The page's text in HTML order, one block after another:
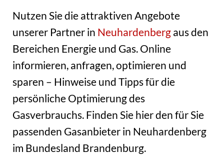
Nutzen Sie die attraktiven Angebote
unserer Partner in Neuhardenbergaus den
Bereichen Energie und Gas. Online
informieren, anfragen, optimieren und
sparen – Hinweise und Tipps für die
persönliche Optimierung des
Gasverbrauchs. Finden Sie hier den für Sie
passenden Gasanbieter in Neuhardenberg
im Bundesland Brandenburg.